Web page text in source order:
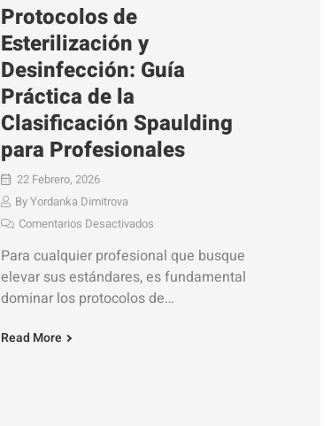
Protocolos de
Esterilización y
Desinfección: Guía
Práctica de la
Clasificación Spaulding
para Profesionales
22 Febrero, 2026
ByYordanka Dimitrova
Comentarios Desactivados
Para cualquier profesional que busque
elevar sus estándares, es fundamental
dominar los protocolos de
todo este conocimiento reside en
Read More